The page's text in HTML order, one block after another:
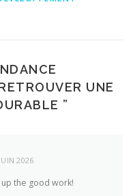
UNE
”
2026
the good work!